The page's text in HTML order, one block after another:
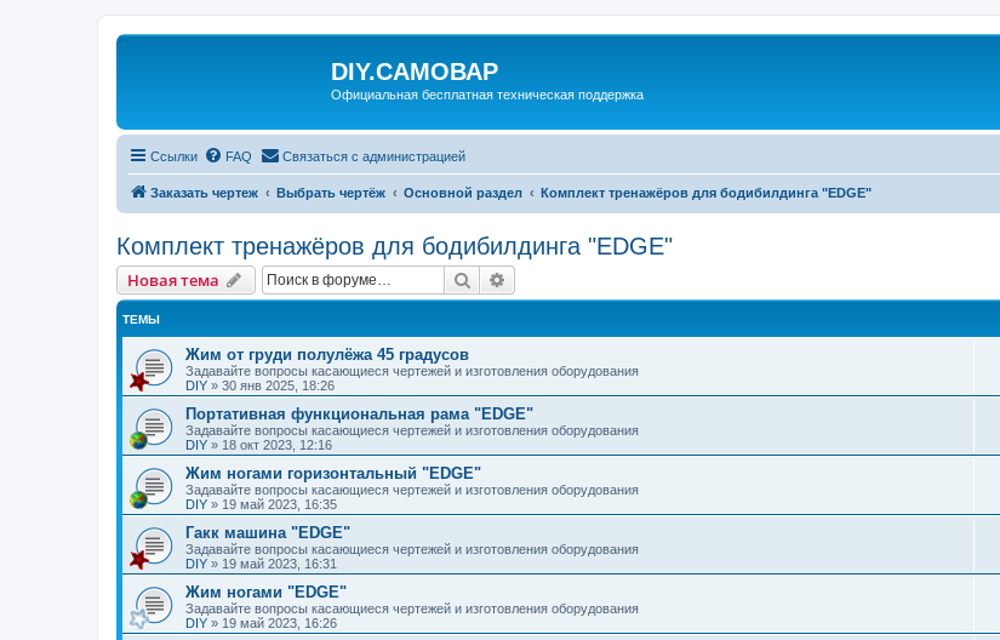
DIY.САМОВАР
Официальная бесплатная техническая поддержка
Ссылки FAQ Связаться с администрацией
Заказать чертеж Выбрать чертёж Основной раздел Комплект тренажёров для бодибилдинга "EDGE"
Комплект тренажёров для бодибилдинга "EDGE"
Новая тема Поиск
ТЕМЫ
Жим от груди полулёжа 45 градусов
Задавайте вопросы касающиеся чертежей и изготовления оборудования
DIY » 30 янв 2025, 18:26
Портативная функциональная рама "EDGE"
Задавайте вопросы касающиеся чертежей и изготовления оборудования
DIY » 18 окт 2023, 12:16
Жим ногами горизонтальный "EDGE"
Задавайте вопросы касающиеся чертежей и изготовления оборудования
DIY » 19 май 2023, 16:35
Гакк машина "EDGE"
Задавайте вопросы касающиеся чертежей и изготовления оборудования
DIY » 19 май 2023, 16:31
Жим ногами "EDGE"
Задавайте вопросы касающиеся чертежей и изготовления оборудования
DIY » 19 май 2023, 16:26